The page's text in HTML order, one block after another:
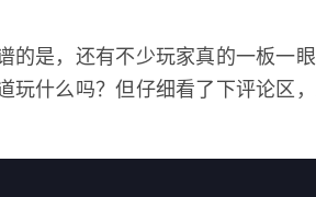
的是，还有不少玩家真的一板一
玩什么吗？但仔细看了下评论区